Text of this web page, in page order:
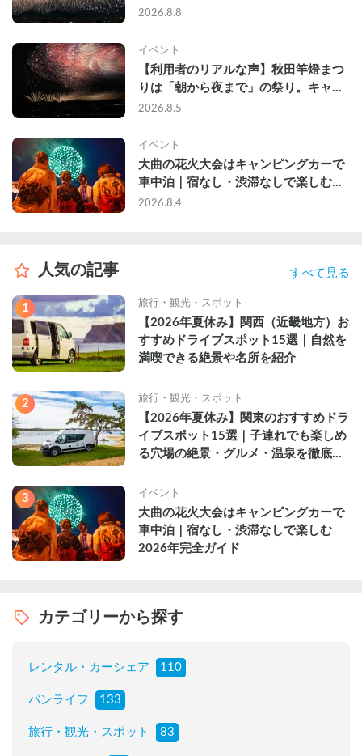
て、長岡駅前で車中泊してきた
2026.8.8
イベント
【利用者のリアルな声】秋田竿燈まつ
りは「朝から夜まで」の祭り。キャン
ピングカーで行った2組の記録
2026.8.5
イベント
大曲の花火大会はキャンピングカーで
車中泊｜宿なし・渋滞なしで楽しむ
2026年完全ガイド
2026.8.4
人気の記事 すべて見る
1 旅行・観光・スポット
【2026年夏休み】関西（近畿地方）お
すすめドライブスポット15選｜自然を
満喫できる絶景や名所を紹介
2 旅行・観光・スポット
【2026年夏休み】関東のおすすめドラ
イブスポット15選｜子連れでも楽しめ
る穴場の絶景・グルメ・温泉を徹底解
3 イベント
大曲の花火大会はキャンピングカーで
車中泊｜宿なし・渋滞なしで楽しむ
2026年完全ガイド
カテゴリーから探す
レンタル・カーシェア 110
バンライフ 133
旅行・観光・スポット 83